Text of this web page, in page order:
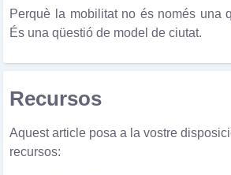
Perquè la mobilitat no és només una
És una qüestió de model de ciutat.
Recursos
Aquest article posa a la vostre
recursos: